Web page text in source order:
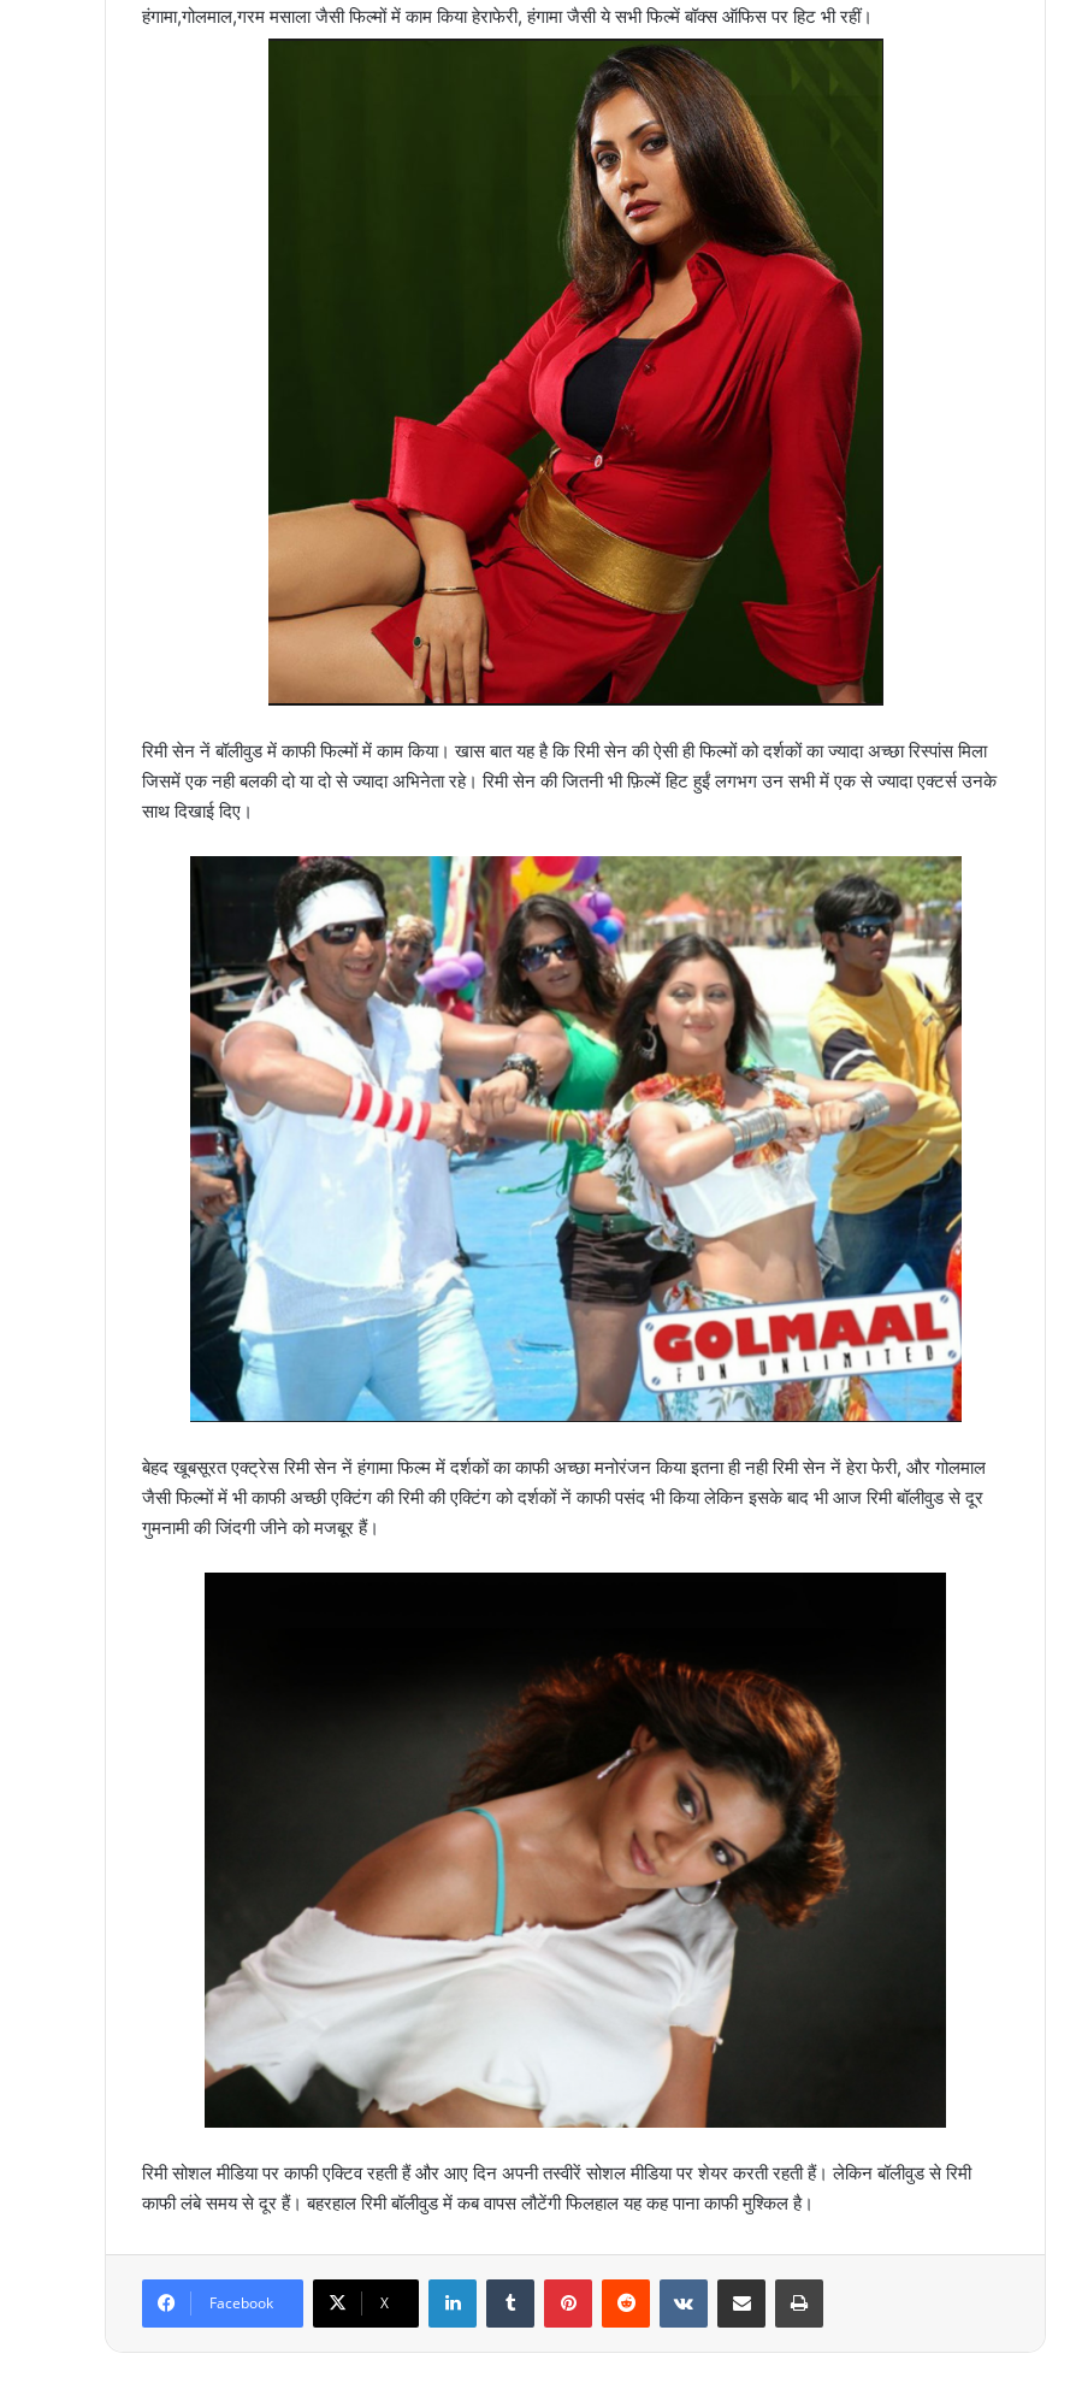
हंगामा,गोलमाल,गरम मसाला जैसी फिल्मों में काम किया हेराफेरी, हंगामा जैसी ये सभी फिल्में बॉक्स ऑफिस पर हिट भी रहीं।
रिमी सेन नें बॉलीवुड में काफी फिल्मों में काम किया। खास बात यह है कि रिमी सेन की ऐसी ही फिल्मों को दर्शकों का ज्यादा अच्छा रिस्पांस मिला
जिसमें एक नही बलकी दो या दो से ज्यादा अभिनेता रहे। रिमी सेन की जितनी भी फ़िल्में हिट हुईं लगभग उन सभी में एक से ज्यादा एक्टर्स उनके
साथ दिखाई दिए।
बेहद खूबसूरत एक्ट्रेस रिमी सेन नें हंगामा फिल्म में दर्शकों का काफी अच्छा मनोरंजन किया इतना ही नही रिमी सेन नें हेरा फेरी, और गोलमाल
जैसी फिल्मों में भी काफी अच्छी एक्टिंग की रिमी की एक्टिंग को दर्शकों नें काफी पसंद भी किया लेकिन इसके बाद भी आज रिमी बॉलीवुड से दूर
गुमनामी की जिंदगी जीने को मजबूर हैं।
रिमी सोशल मीडिया पर काफी एक्टिव रहती हैं और आए दिन अपनी तस्वीरें सोशल मीडिया पर शेयर करती रहती हैं। लेकिन बॉलीवुड से रिमी
काफी लंबे समय से दूर हैं। बहरहाल रिमी बॉलीवुड में कब वापस लौटेंगी फिलहाल यह कह पाना काफी मुश्किल है।
Facebook X